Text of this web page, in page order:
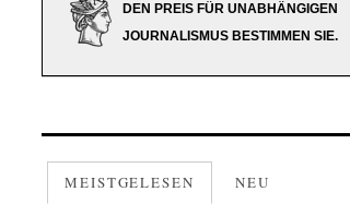
DEN PREIS FÜR UNABHÄNGIGEN
JOURNALISMUS BESTIMMEN SIE.
MEISTGELESEN NEU